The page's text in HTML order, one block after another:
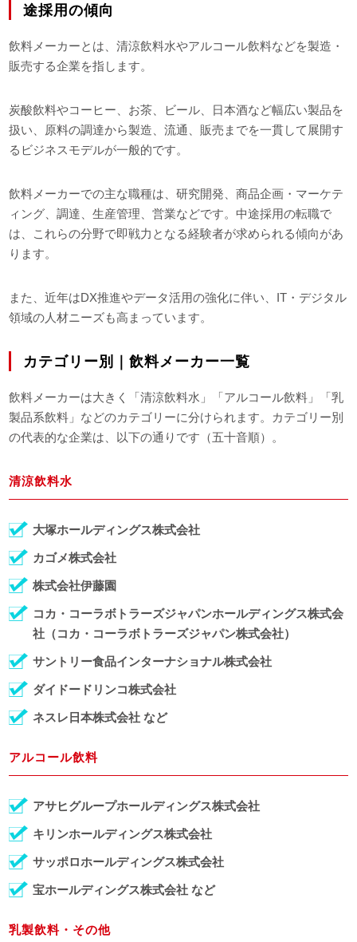
途採用の傾向
飲料メーカーとは、清涼飲料水やアルコール飲料などを製造・
販売する企業を指します。
炭酸飲料やコーヒー、お茶、ビール、日本酒など幅広い製品を
扱い、原料の調達から製造、流通、販売までを一貫して展開す
るビジネスモデルが一般的です。
飲料メーカーでの主な職種は、研究開発、商品企画・マーケテ
ィング、調達、生産管理、営業などです。中途採用の転職で
は、これらの分野で即戦力となる経験者が求められる傾向があ
ります。
また、近年はDX推進やデータ活用の強化に伴い、IT・デジタル
領域の人材ニーズも高まっています。
カテゴリー別｜飲料メーカー一覧
飲料メーカーは大きく「清涼飲料水」「アルコール飲料」「乳
製品系飲料」などのカテゴリーに分けられます。カテゴリー別
の代表的な企業は、以下の通りです（五十音順）。
清涼飲料水
大塚ホールディングス株式会社
カゴメ株式会社
株式会社伊藤園
コカ・コーラボトラーズジャパンホールディングス株式会
社（コカ・コーラボトラーズジャパン株式会社）
サントリー食品インターナショナル株式会社
ダイドードリンコ株式会社
ネスレ日本株式会社 など
アルコール飲料
アサヒグループホールディングス株式会社
キリンホールディングス株式会社
サッポロホールディングス株式会社
宝ホールディングス株式会社 など
乳製飲料・その他